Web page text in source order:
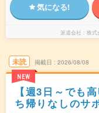
気になる!
派遣会社 株式
未読
NEW
掲載日 2026/08/08
【週3日～でも
ち帰りなしのサ